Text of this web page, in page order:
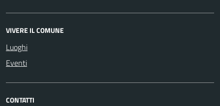
VIVERE IL COMUNE
Luoghi
Eventi
CONTATTI